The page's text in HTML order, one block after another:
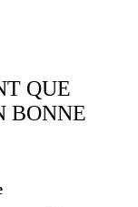
QUE
BONNE